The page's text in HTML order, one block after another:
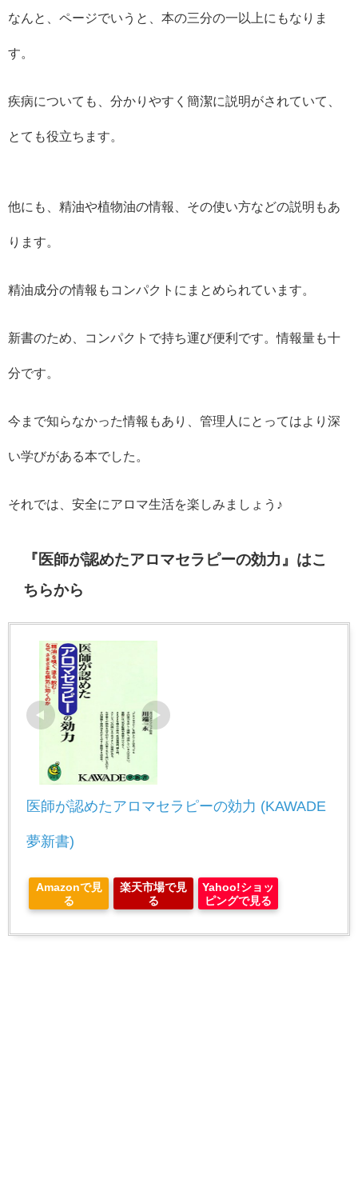
なんと、ページでいうと、本の三分の一以上にもなりま
す。
疾病についても、分かりやすく簡潔に説明がされていて、
とても役立ちます。
他にも、精油や植物油の情報、その使い方などの説明もあ
ります。
精油成分の情報もコンパクトにまとめられています。
新書のため、コンパクトで持ち運び便利です。情報量も十
分です。
今まで知らなかった情報もあり、管理人にとってはより深
い学びがある本でした。
それでは、安全にアロマ生活を楽しみましょう♪
『医師が認めたアロマセラピーの効力』はこ
ちらから
医師が認めたアロマセラピーの効力 (KAWADE
夢新書)
Amazonで見
る
楽天市場で見
る
Yahoo!ショッ
ピングで見る